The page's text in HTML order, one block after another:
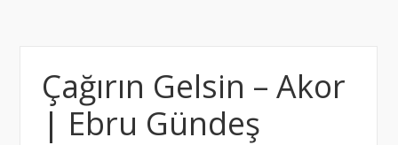
Çağırın Gelsin – Akor
| Ebru Gündeş